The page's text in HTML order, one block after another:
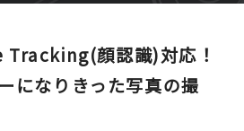
Tracking(顔認識)対応！
になりきった写真の撮